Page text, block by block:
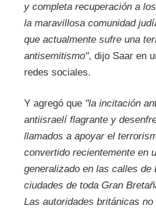
y completa recuperación a
la maravillosa comunidad
que actualmente sufre una
antisemitismo", dijo Saar en
redes sociales.
Y agregó que "la incitación
antiisraelí flagrante y
llamados a apoyar el
convertido recientemente en
generalizado en las calles de
ciudades de toda Gran
Las autoridades británicas no